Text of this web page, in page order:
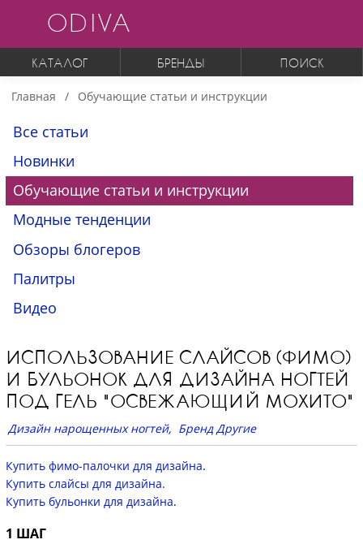
ODIVA
КАТАЛОГ БРЕНДЫ ПОИСК
Главная Обучающие статьи и инструкции
Все статьи
Новинки
Обучающие статьи и инструкции
Модные тенденции
Обзоры блогеров
Палитры
Видео
ИСПОЛЬЗОВАНИЕ СЛАЙСОВ (ФИМО)
И БУЛЬОНОК ДЛЯ ДИЗАЙНА НОГТЕЙ
ПОД ГЕЛЬ "ОСВЕЖАЮЩИЙ МОХИТО"
Дизайн нарощенных ногтей Бренд Другие
Купить фимо-палочки для дизайна.
Купить слайсы для дизайна.
Купить бульонки для дизайна.
1 ШАГ